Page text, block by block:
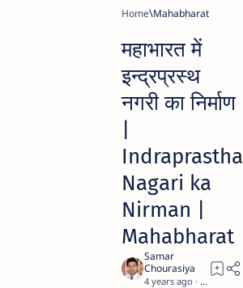
Home Mahabharat
महाभारत में
इन्द्रप्रस्थ
नगरी का निर्माण
Indraprastha
Nagari ka
Nirman |
Mahabharat
4 years ago 9